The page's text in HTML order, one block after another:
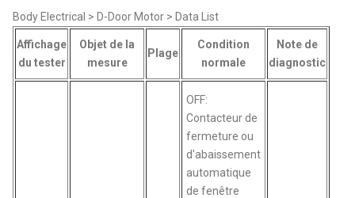
Body Electrical > D-Door Motor > Data List
Affichage
du tester
Objet de la
mesure
Plage
Condition
normale
Note de
diagnostic
OFF:
Contacteur de
fermeture ou
d'abaissement
automatique
de fenêtre